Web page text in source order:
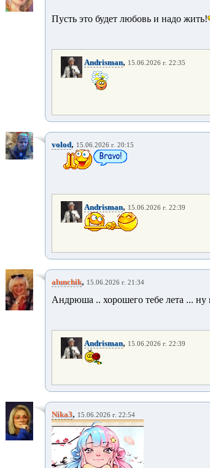
Пусть это будет любовь и надо жить!
Andrisman, 15.06.2026 г. 22:35
volod, 15.06.2026 г. 20:15
Andrisman, 15.06.2026 г. 22:39
alunchik, 15.06.2026 г. 21:34
Андрюша .. хорошего тебе лета ...
Andrisman, 15.06.2026 г. 22:39
Nika3, 15.06.2026 г. 22:54